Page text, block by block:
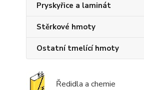
Pryskyřice a laminát
Stěrkové hmoty
Ostatní tmelící hmoty
Ředidla a chemie